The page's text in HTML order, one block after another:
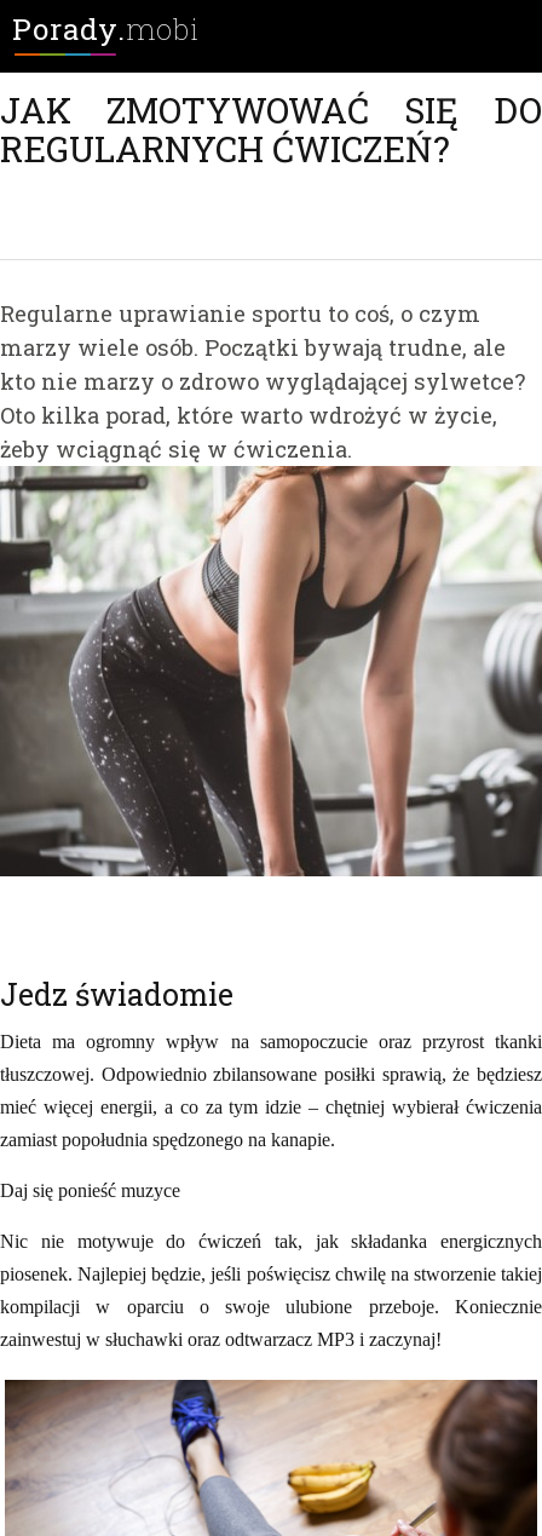
Porady.mobi
JAK ZMOTYWOWAĆ SIĘ DO
REGULARNYCH ĆWICZEŃ?
Regularne uprawianie sportu to coś, o czym
marzy wiele osób. Początki bywają trudne, ale
kto nie marzy o zdrowo wyglądającej sylwetce?
Oto kilka porad, które warto wdrożyć w życie,
żeby wciągnąć się w ćwiczenia.
Jedz świadomie
Dieta ma ogromny wpływ na samopoczucie oraz przyrost tkanki
tłuszczowej. Odpowiednio zbilansowane posiłki sprawią, że będziesz
mieć więcej energii, a co za tym idzie – chętniej wybierał ćwiczenia
zamiast popołudnia spędzonego na kanapie.
Daj się ponieść muzyce
Nic nie motywuje do ćwiczeń tak, jak składanka energicznych
piosenek. Najlepiej będzie, jeśli poświęcisz chwilę na stworzenie takiej
kompilacji w oparciu o swoje ulubione przeboje. Koniecznie
zainwestuj w słuchawki oraz odtwarzacz MP3 i zaczynaj!